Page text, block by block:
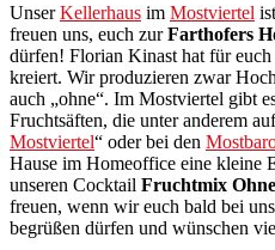
UnserKellerhaus im Mostviertel
freuen uns, euch zurFarthofers
dürfen! Florian Kinast hat für
kreiert. Wir produzieren zwar
auch „ohne“. Im Mostviertel gibt
Fruchtsäften, die unter anderem
Mostviertel“ oder bei den
Hause im Homeoffice eine kleine
unseren Cocktail Fruchtmix Ohne
freuen, wenn wir euch bald bei
begrüßen dürfen und wünschen